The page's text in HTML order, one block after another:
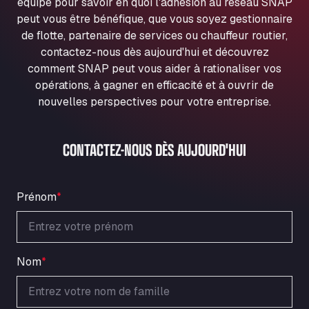
Ul. Torunska 147, 85884
Aqua Ariva GmbH
Marie-Curie-Straße 24, 68219
Aral Autohof Bockel
An der Autobahn 1, 27404
ARAL Autohof Bockenem
ARAL Autohof Merklingen
Nellinger Str. 24, 89188
Schellweilerstraße 1, 66871
ARAL Tankstelle - XXL Truckwash.de
GmbH
Obernburger Str. 127, 63811
Ardleigh South Services
a120 westbound, CO77SL
Area 47 Hermanos Rico
peut vous être bénéfique, que vous soyez gestionnaire
de flotte, partenaire de services ou chauffeur routier,
contactez-nous dès aujourd'hui et découvrez
comment SNAP peut vous aider à rationaliser vos
opérations, à gagner en efficacité et à ouvrir de
nouvelles perspectives pour votre entreprise.
CONTACTEZ-NOUS DÈS AUJOURD'HUI
Prénom*
Nom*